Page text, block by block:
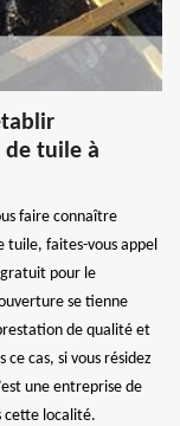
de tuile à
faire connaître
tuile, faites-vous appel
gratuit pour le
se tienne
de qualité et
cas, si vous résidez
une entreprise de
cette localité.